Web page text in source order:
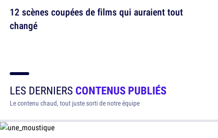
12 scènes coupées de films qui auraient tout
changé
LES DERNIERS CONTENUS PUBLIÉS
Le contenu chaud, tout juste sorti de notre équipe